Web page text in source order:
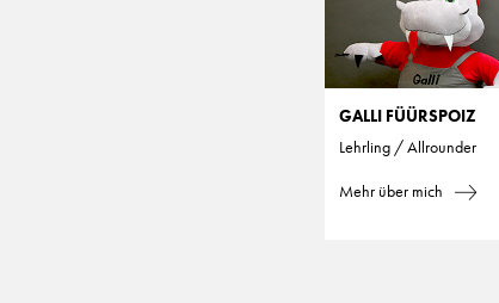
GALLI FÜÜRSPOIZ
Lehrling / Allrounder
Mehr über mich